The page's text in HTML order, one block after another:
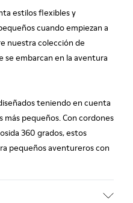
estilos flexibles y
cuando empiezan a
nuestra colección de
se embarcan en la aventura
teniendo en cuenta
más pequeños. Con cordones
360 grados, estos
pequeños aventureros con